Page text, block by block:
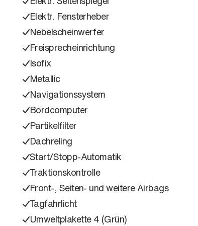
Elektr. Fensterheber
Nebelscheinwerfer
Freisprecheinrichtung
Isofix
Metallic
Navigationssystem
Bordcomputer
Partikelfilter
Dachreling
Start/Stopp-Automatik
Traktionskontrolle
Front-, Seiten- und weitere Airbags
Tagfahrlicht
Umweltplakette 4 (Grün)